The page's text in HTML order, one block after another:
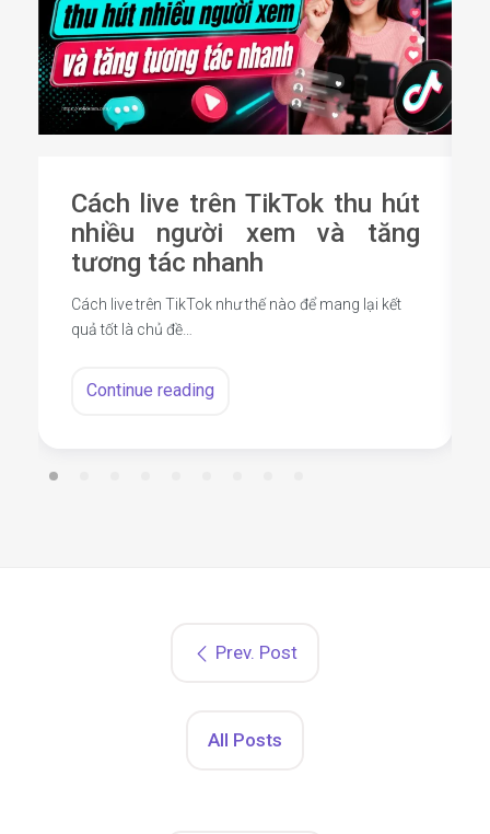
Cách live trên TikTok thu hút
nhiều người xem và tăng
tương tác nhanh
Cách live trên TikTok như thế nào để mang lại kết
quả tốt là chủ đề…
Continue reading
Prev. Post
All Posts